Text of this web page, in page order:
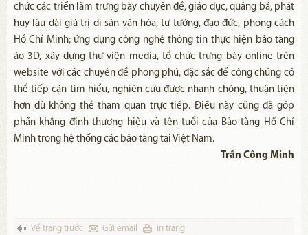
chức các triển lãm trưng bày chuyên đề, giáo dục, quảng bá, phát
huy lâu dài giá trị di sản văn hóa, tư tưởng, đạo đức, phong cách
Hồ Chí Minh; ứng dụng công nghệ thông tin thực hiện bảo tàng
ảo 3D, xây dựng thư viện media, tổ chức trưng bày online trên
website với các chuyên đề phong phú, đặc sắc để công chúng có
thể tiếp cận tìm hiểu, nghiên cứu được nhanh chóng, thuận tiện
hơn dù không thể tham quan trực tiếp. Điều này cũng đã góp
phần khẳng định thương hiệu và tên tuổi của Bảo tàng Hồ Chí
Minh trong hệ thống các bảo tàng tại Việt Nam.
Trần Công Minh
Về trang trước Gửi email in trang